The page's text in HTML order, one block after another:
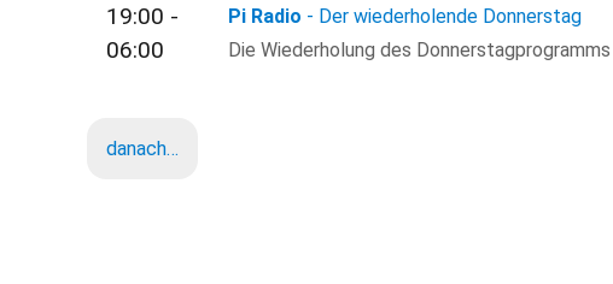
19:00 -
06:00
Pi Radio - Der wiederholende Donnerstag
Die Wiederholung des
danach…